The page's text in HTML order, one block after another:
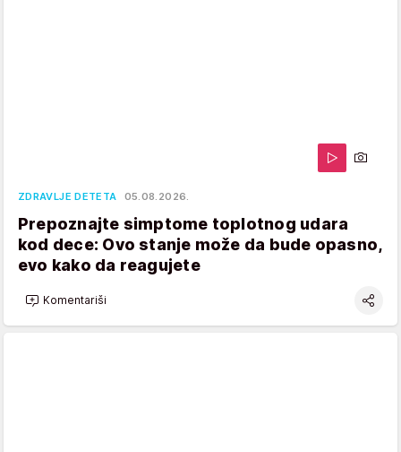
ZDRAVLJE DETETA 05.08.2026.
Prepoznajte simptome toplotnog udara
kod dece: Ovo stanje može da bude opasno,
evo kako da reagujete
Komentariši